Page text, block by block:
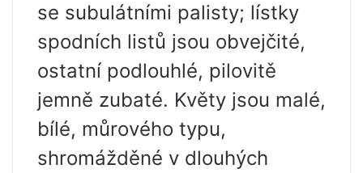
se subulátními palisty; lístky
spodních listů jsou obvejčité,
ostatní podlouhlé, pilovitě
jemně zubaté. Květy jsou malé,
bílé, můrového typu,
shromážděné v dlouhých